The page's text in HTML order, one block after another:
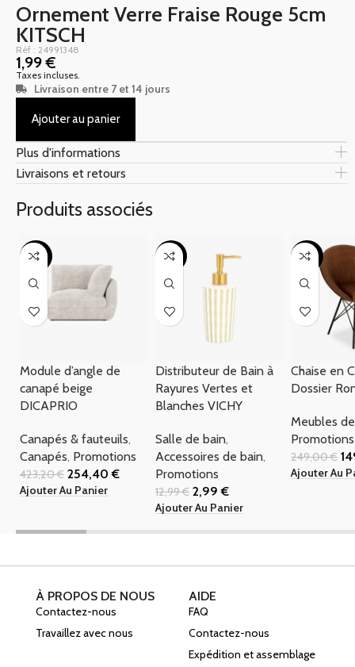
Ornement Verre Fraise Rouge 5cm
KITSCH
Réf : 24991348
1,99€
Taxes incluses.
Livraison entre 7 et 14 jours
Ajouter au panier
Plus d'informations
Livraisons et retours
Produits associés
-40%
Module d’angle de
canapé beige
DICAPRIO
Canapés & fauteuils,
Canapés, Promotions
423,20€ 254,40€
Ajouter Au Panier
-77%
Distributeur de Bain à
Rayures Vertes et
Blanches VICHY
Salle de bain,
Accessoires de bain,
Promotions
12,99€ 2,99€
Ajouter Au Panier
-40%
Chaise en
Dossier
Meubles
Promotions
249,00€
Ajouter Au
À PROPOS DE NOUS
Contactez-nous
Travaillez avec nous
AIDE
FAQ
Contactez-nous
Expédition et assemblage